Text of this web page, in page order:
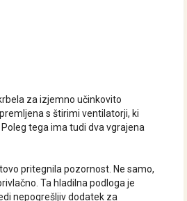
za izjemno učinkovito
s štirimi ventilatorji, ki
tega ima tudi dva vgrajena
pritegnila pozornost. Ne samo,
Ta hladilna podloga je
nepogrešljiv dodatek za